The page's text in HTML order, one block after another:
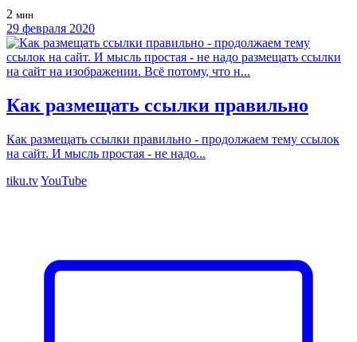
2 мин
29 февраля 2020
Как размещать ссылки правильно
Как размещать ссылки правильно - продолжаем тему ссылок
на сайт. И мысль простая - не надо...
tiku.tvYouTube